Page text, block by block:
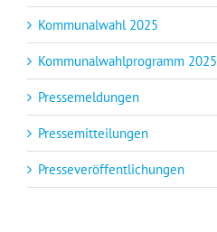
Kommunalwahl 2025
Kommunalwahlprogramm 2025
Pressemeldungen
Pressemitteilungen
Presseveröffentlichungen